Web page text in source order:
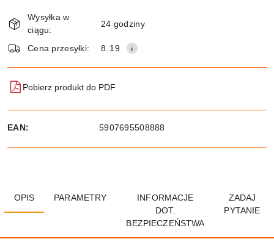
i
dostawa
Wysyłka w
ciągu:
24 godziny
Cena przesyłki: 8.19
Pobierz produkt do PDF
EAN: 5907695508888
OPIS PARAMETRY
INFORMACJE
DOT.
BEZPIECZEŃSTWA
ZADAJ
PYTANIE